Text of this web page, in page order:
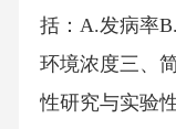
括：A.发病率
环境浓度三、
性研究与实验